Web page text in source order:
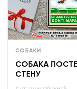
СОБАКИ
СОБАКА
СТЕНУ